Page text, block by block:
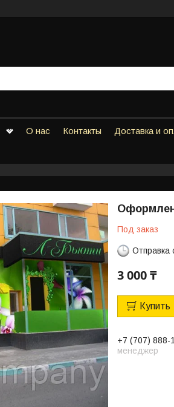
О нас Контакты Доставка и
Под заказ
Отправка
3 000 ₸
Купить
+7 (707) 888-
менеджер